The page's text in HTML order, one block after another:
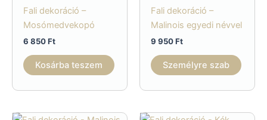
Fali dekoráció –
Mosómedvekopó
6 850Ft
Kosárba teszem
Fali dekoráció –
Malinois egyedi névvel
9 950Ft
Személyre szab